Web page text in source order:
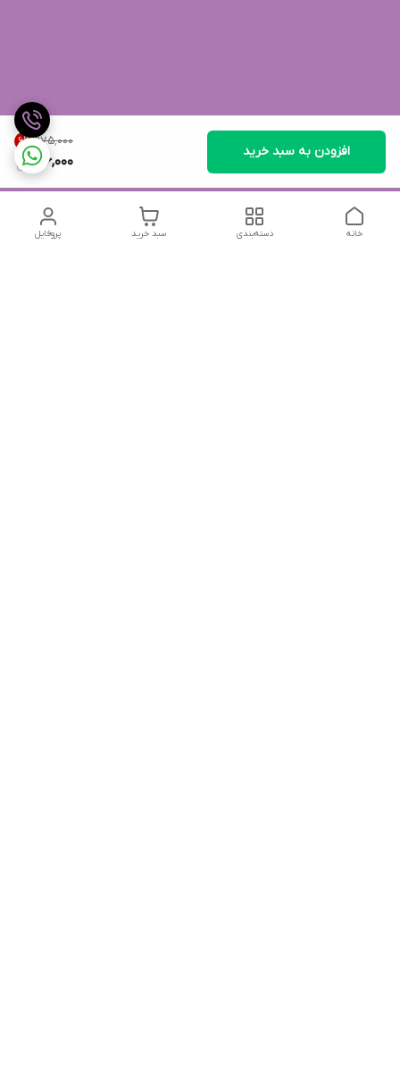
۹۷۵٬۰۰۰ 6%
916,000
افزودن به سبد خرید
پروفایل سبد خرید دسته‌بندی خانه